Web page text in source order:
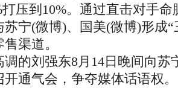
压到10%。通过直击对手
苏宁(微博)、国美(微博)形成
渠道。
刘强东8月14日晚间向苏
开通气会，争夺媒体话语权